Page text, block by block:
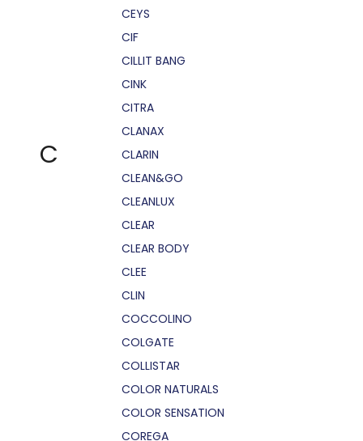
C
CEYS
CIF
CILLIT BANG
CINK
CITRA
CLANAX
CLARIN
CLEAN&GO
CLEANLUX
CLEAR
CLEAR BODY
CLEE
CLIN
COCCOLINO
COLGATE
COLLISTAR
COLOR NATURALS
COLOR SENSATION
COREGA